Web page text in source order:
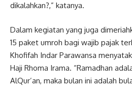
dikalahkan?,” katanya.
Dalam kegiatan yang juga
15 paket umroh bagi wajib pajak
Khofifah Indar Parawansa
Haji Rhoma Irama. “Ramadhan
AlQur’an, maka bulan ini adalah